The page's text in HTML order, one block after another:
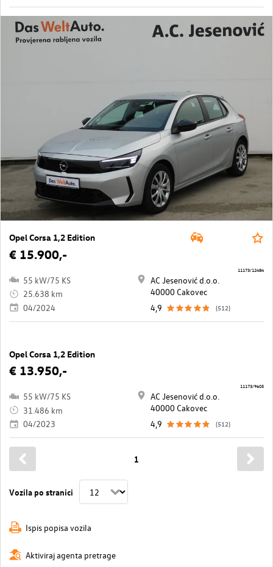
Opel Corsa 1,2 Edition
€ 15.900,-
55 kW/75 KS
25.638 km
04/2024
AC Jesenović d.o.o.
40000 Cakovec
4,9
(512)
11173/12484
Opel Corsa 1,2 Edition
€ 13.950,-
55 kW/75 KS
31.486 km
04/2023
AC Jesenović d.o.o.
40000 Cakovec
4,9
(512)
11173/9605
Vozila po stranici
1
Ispis popisa vozila
Aktiviraj agenta pretrage